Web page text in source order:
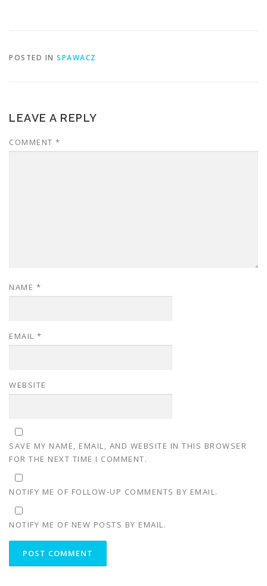
POSTED IN SPAWACZ
LEAVE A REPLY
COMMENT *
NAME *
EMAIL *
WEBSITE
SAVE MY NAME, EMAIL, AND WEBSITE IN THIS BROWSER
FOR THE NEXT TIME I COMMENT.
NOTIFY ME OF FOLLOW-UP COMMENTS BY EMAIL.
NOTIFY ME OF NEW POSTS BY EMAIL.